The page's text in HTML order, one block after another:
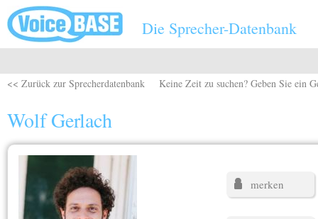
Direkt zum Inhalt
Die Sprecher-Datenbank
<< Zurück zur Sprecherdatenbank Keine Zeit zu suchen? Geben Sie ein
Wolf Gerlach
merken